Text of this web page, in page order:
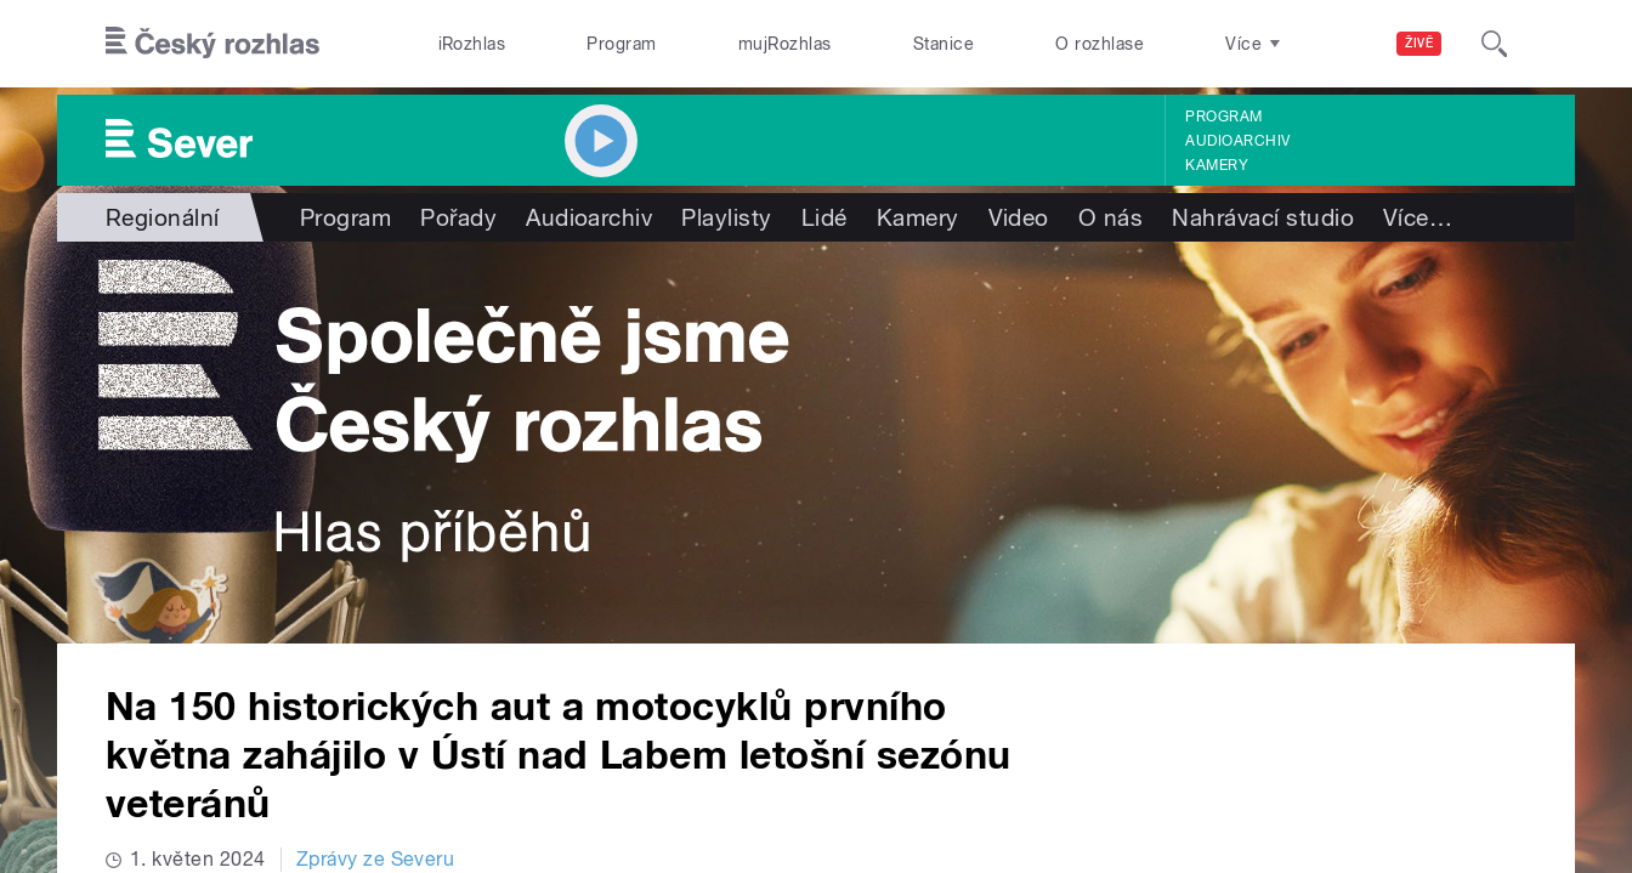
ŽIVĚ
iRozhlas Program mujRozhlas Stanice O rozhlase Více
PROGRAM
AUDIOARCHIV
KAMERY
Regionální Program Pořady Audioarchiv Playlisty Lidé Kamery Video O nás Nahrávací studio Více…
Na 150 historických aut a motocyklů prvního
května zahájilo v Ústí nad Labem letošní sezónu
veteránů
1. květen 2024 Zprávy ze Severu